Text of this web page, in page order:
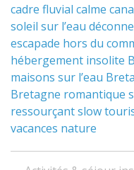
cadre fluvial calme
soleil sur l’eau
escapade hors du
hébergement insolite
maisons sur l’eau
Bretagne romantique
ressourçantslow
vacances nature
Navigation